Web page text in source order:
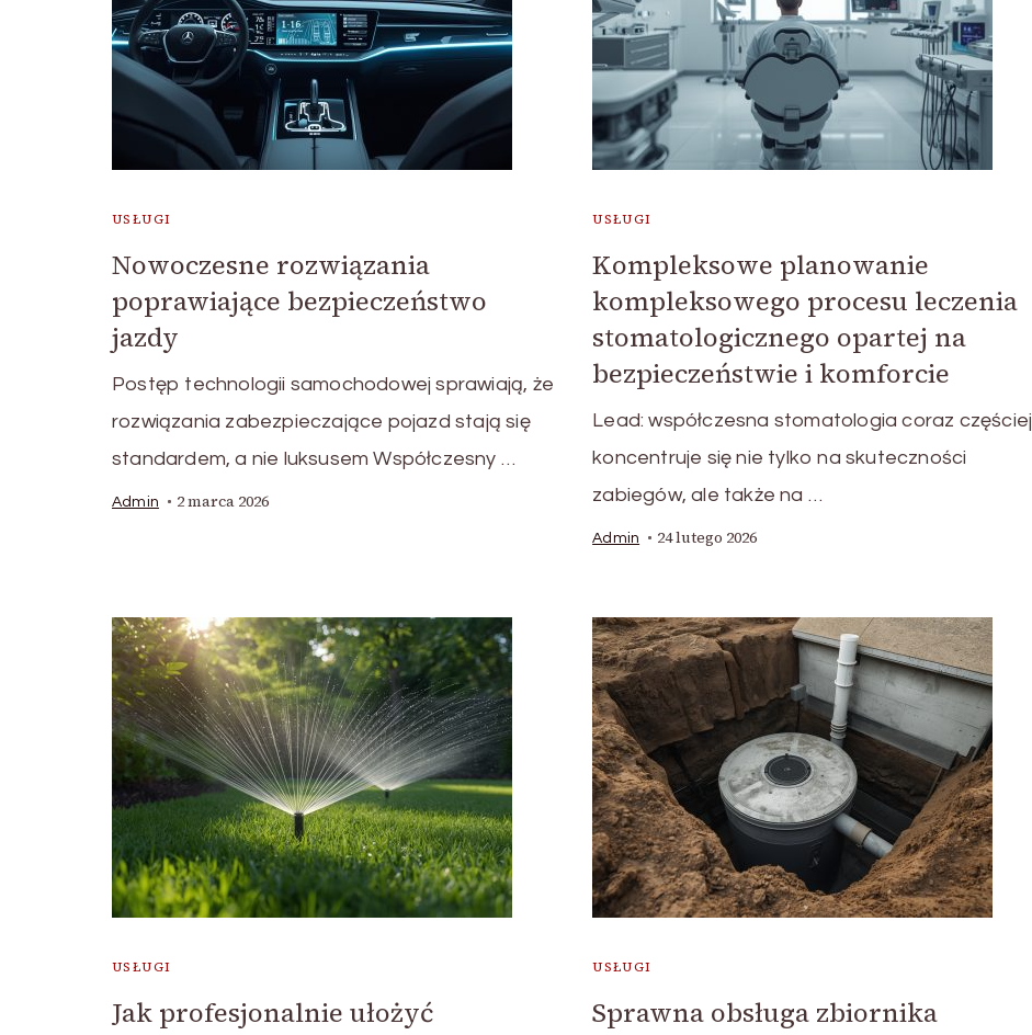
USŁUGI
Nowoczesne rozwiązania
poprawiające bezpieczeństwo
jazdy
Postęp technologii samochodowej sprawiają, że
rozwiązania zabezpieczające pojazd stają się
standardem, a nie luksusem Współczesny …
Admin 2 marca 2026
USŁUGI
Kompleksowe planowanie
kompleksowego procesu leczenia
stomatologicznego opartej na
bezpieczeństwie i komforcie
Lead: współczesna stomatologia coraz częściej
koncentruje się nie tylko na skuteczności
zabiegów, ale także na …
Admin 24 lutego 2026
USŁUGI
Jak profesjonalnie ułożyć
USŁUGI
Sprawna obsługa zbiornika